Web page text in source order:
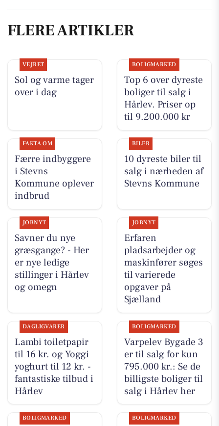
FLERE ARTIKLER
VEJRET
Sol og varme tager
over i dag
BOLIGMARKED
Top 6 over dyreste
boliger til salg i
Hårlev. Priser op
til 9.200.000 kr
FAKTA OM
Færre indbyggere
i Stevns
Kommune oplever
indbrud
BILER
10 dyreste biler til
salg i nærheden af
Stevns Kommune
JOBNYT
Savner du nye
græsgange? - Her
er nye ledige
stillinger i Hårlev
og omegn
JOBNYT
Erfaren
pladsarbejder og
maskinfører søges
til varierede
opgaver på
Sjælland
DAGLIGVARER
Lambi toiletpapir
til 16 kr. og Yoggi
yoghurt til 12 kr. -
fantastiske tilbud i
Hårlev
BOLIGMARKED
Varpelev Bygade 3
er til salg for kun
795.000 kr.: Se de
billigste boliger til
salg i Hårlev her
BOLIGMARKED BOLIGMARKED